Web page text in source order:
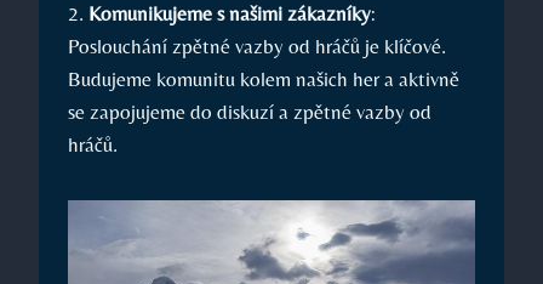
2. Komunikujeme s našimi zákazníky:
Poslouchání zpětné vazby od hráčů je klíčové.
Budujeme komunitu kolem našich her a aktivně
se zapojujeme do diskuzí a zpětné vazby od
hráčů.